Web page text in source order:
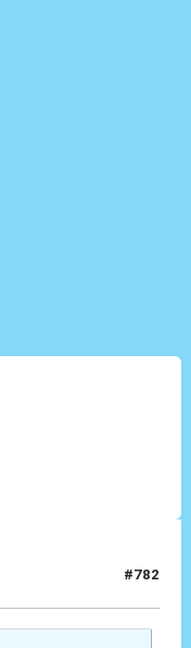
#782